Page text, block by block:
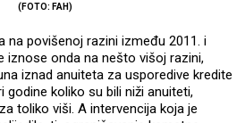
(FOTO: FAH)
na povišenoj razini između 2011. i
iznose onda na nešto višoj razini,
iznad anuiteta za usporedive kredite
godine koliko su bili niži anuiteti,
toliko viši. A intervencija koja je